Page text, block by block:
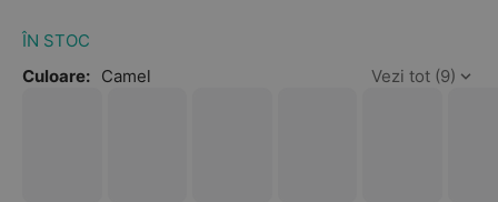
ÎN STOC
Culoare: Camel Vezi tot (9)